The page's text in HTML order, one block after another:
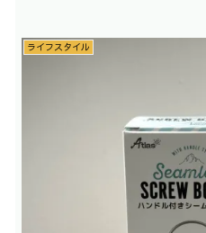
ライフスタイル